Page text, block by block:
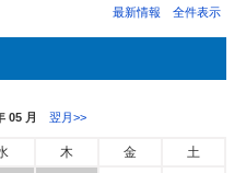
最新情報 全件表示
05 月 翌月>>
木 金
土